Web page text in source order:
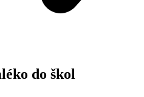
do škol